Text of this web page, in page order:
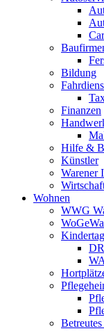
Bildung
Finanzen
Hilfe &
Künstler
Warener
Wohnen
WWG